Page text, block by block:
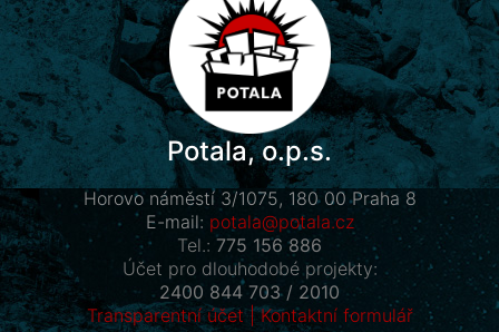
Potala, o.p.s.
Horovo náměstí 3/1075, 180 00 Praha 8
E-mail: potala@potala.cz
Tel.: 775 156 886
Účet pro dlouhodobé projekty:
2400 844 703 / 2010
Transparentní účet|Kontaktní formulář